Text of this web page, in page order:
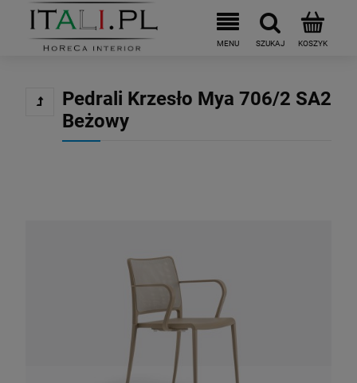
Pedrali Krzesło Mya 706/2 SA2
Beżowy